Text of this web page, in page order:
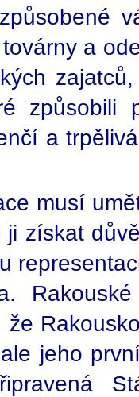
a
a
musí
získat
že
jeho